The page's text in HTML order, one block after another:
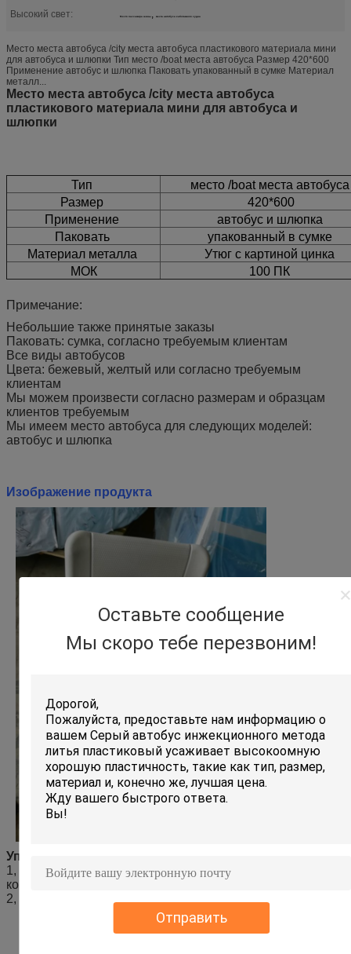
Оставьте сообщение
Мы скоро тебе перезвоним!
Отправить
Высокий свет:
Место пассажира шины , места автобуса каботажного судна
Место места автобуса /city места автобуса пластикового материала мини
для автобуса и шлюпки Тип место /boat места автобуса Размер 420*600
Применение автобус и шлюпка Паковать упакованный в сумке Материал
металл...
Место места автобуса /city места автобуса
пластикового материала мини для автобуса и
шлюпки
Тип
место /boat места
Размер
420*600
Применение
автобус и шлюпка
Паковать
упакованный в сумке
Материал металла
Утюг с картиной цинка
МОК
100 ПК
Примечание:
Небольшие также принятые заказы
Паковать: сумка, согласно требуемым клиентам
Все виды автобусов
Цвета: бежевый, желтый или согласно требуемым
клиентам
Мы можем произвести согласно размерам и образцам
клиентов требуемым
Мы имеем место автобуса для следующих моделей:
автобус и шлюпка
Изображение продукта
Упаковка:
1, стандартная коробка экспорта или деревянная
коробка.
2, крышка полиэтиленового пакета для каждого места.